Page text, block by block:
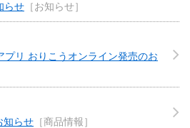
らせ ［お知らせ］
プリ おりこうオンライン発売のお
知らせ ［商品情報］